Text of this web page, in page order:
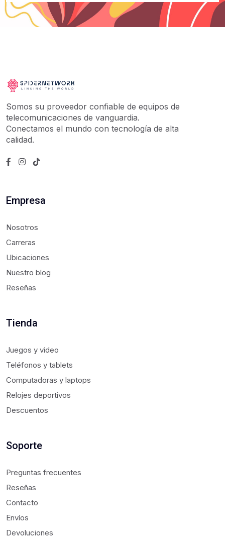
Somos su proveedor confiable de equipos de
telecomunicaciones de vanguardia.
Conectamos el mundo con tecnología de alta
calidad.
Empresa
Nosotros
Carreras
Ubicaciones
Nuestro blog
Reseñas
Tienda
Juegos y video
Teléfonos y tablets
Computadoras y laptops
Relojes deportivos
Descuentos
Soporte
Preguntas frecuentes
Reseñas
Contacto
Envíos
Devoluciones